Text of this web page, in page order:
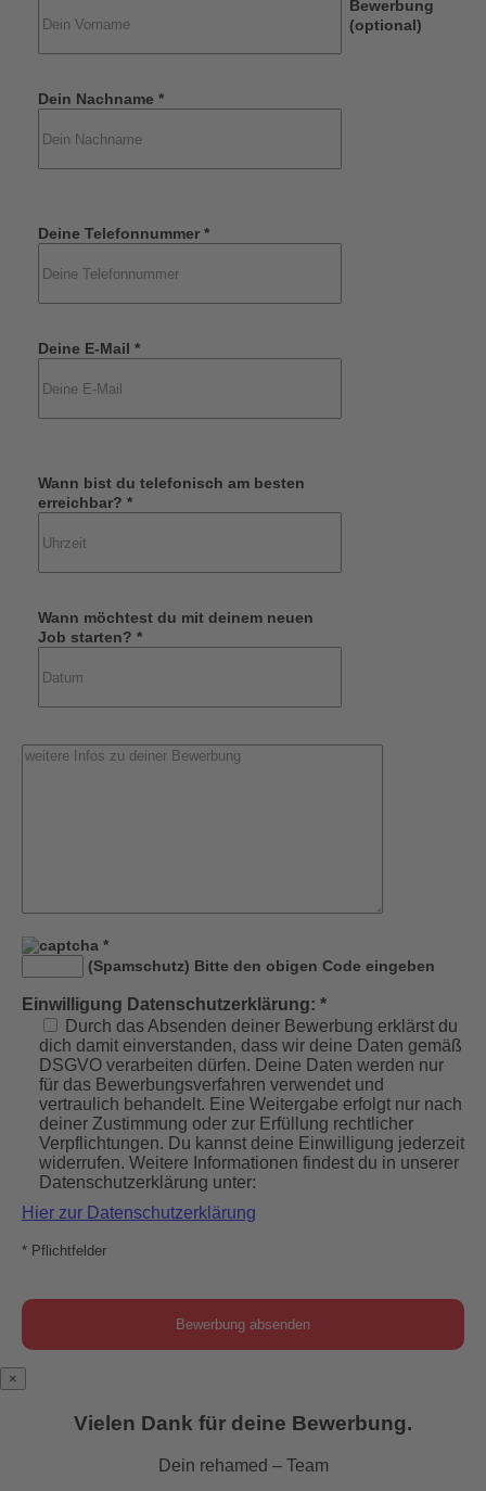
Dein Nachname *
Deine Telefonnummer *
Deine E-Mail *
Wann bist du telefonisch am besten
erreichbar? *
Wann möchtest du mit deinem neuen
Job starten? *
Bewerbung
(optional)
*
(Spamschutz) Bitte den obigen Code eingeben
Einwilligung Datenschutzerklärung: *
Durch das Absenden deiner Bewerbung erklärst du
dich damit einverstanden, dass wir deine Daten gemäß
DSGVO verarbeiten dürfen. Deine Daten werden nur
für das Bewerbungsverfahren verwendet und
vertraulich behandelt. Eine Weitergabe erfolgt nur nach
deiner Zustimmung oder zur Erfüllung rechtlicher
Verpflichtungen. Du kannst deine Einwilligung jederzeit
widerrufen. Weitere Informationen findest du in unserer
Datenschutzerklärung unter:
Hier zur Datenschutzerklärung
* Pflichtfelder
×
Vielen Dank für deine Bewerbung.
Dein rehamed – Team